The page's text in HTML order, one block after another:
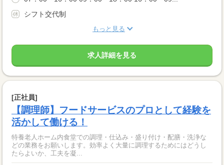
シフト交代制
もっと見る
求人詳細を見る
[正社員]
【調理師】フードサービスのプロとして経験を
活かして働ける！
特養老人ホーム内食堂での調理・仕込み・盛り付け・配膳・洗浄な
どの業務をお願いします。効率よく大量に調理するためにはどうし
たらよいか、工夫を凝...